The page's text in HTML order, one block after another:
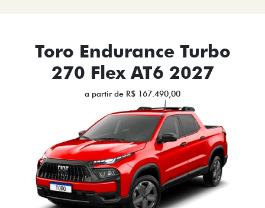
Toro Endurance Turbo
270 Flex AT6 2027
a partir de R$ 167.490,00